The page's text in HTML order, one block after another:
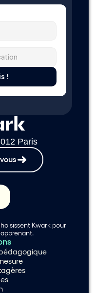
!
Paris
Kwark pour